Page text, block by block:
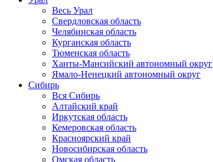
Весь Урал
Свердловская область
Челябинская область
Курганская область
Тюменская область
Ханты-Мансийский автономный округ
Ямало-Ненецкий автономный округ
Сибирь
Вся Сибирь
Алтайский край
Иркутская область
Кемеровская область
Красноярский край
Новосибирская область
Омская область